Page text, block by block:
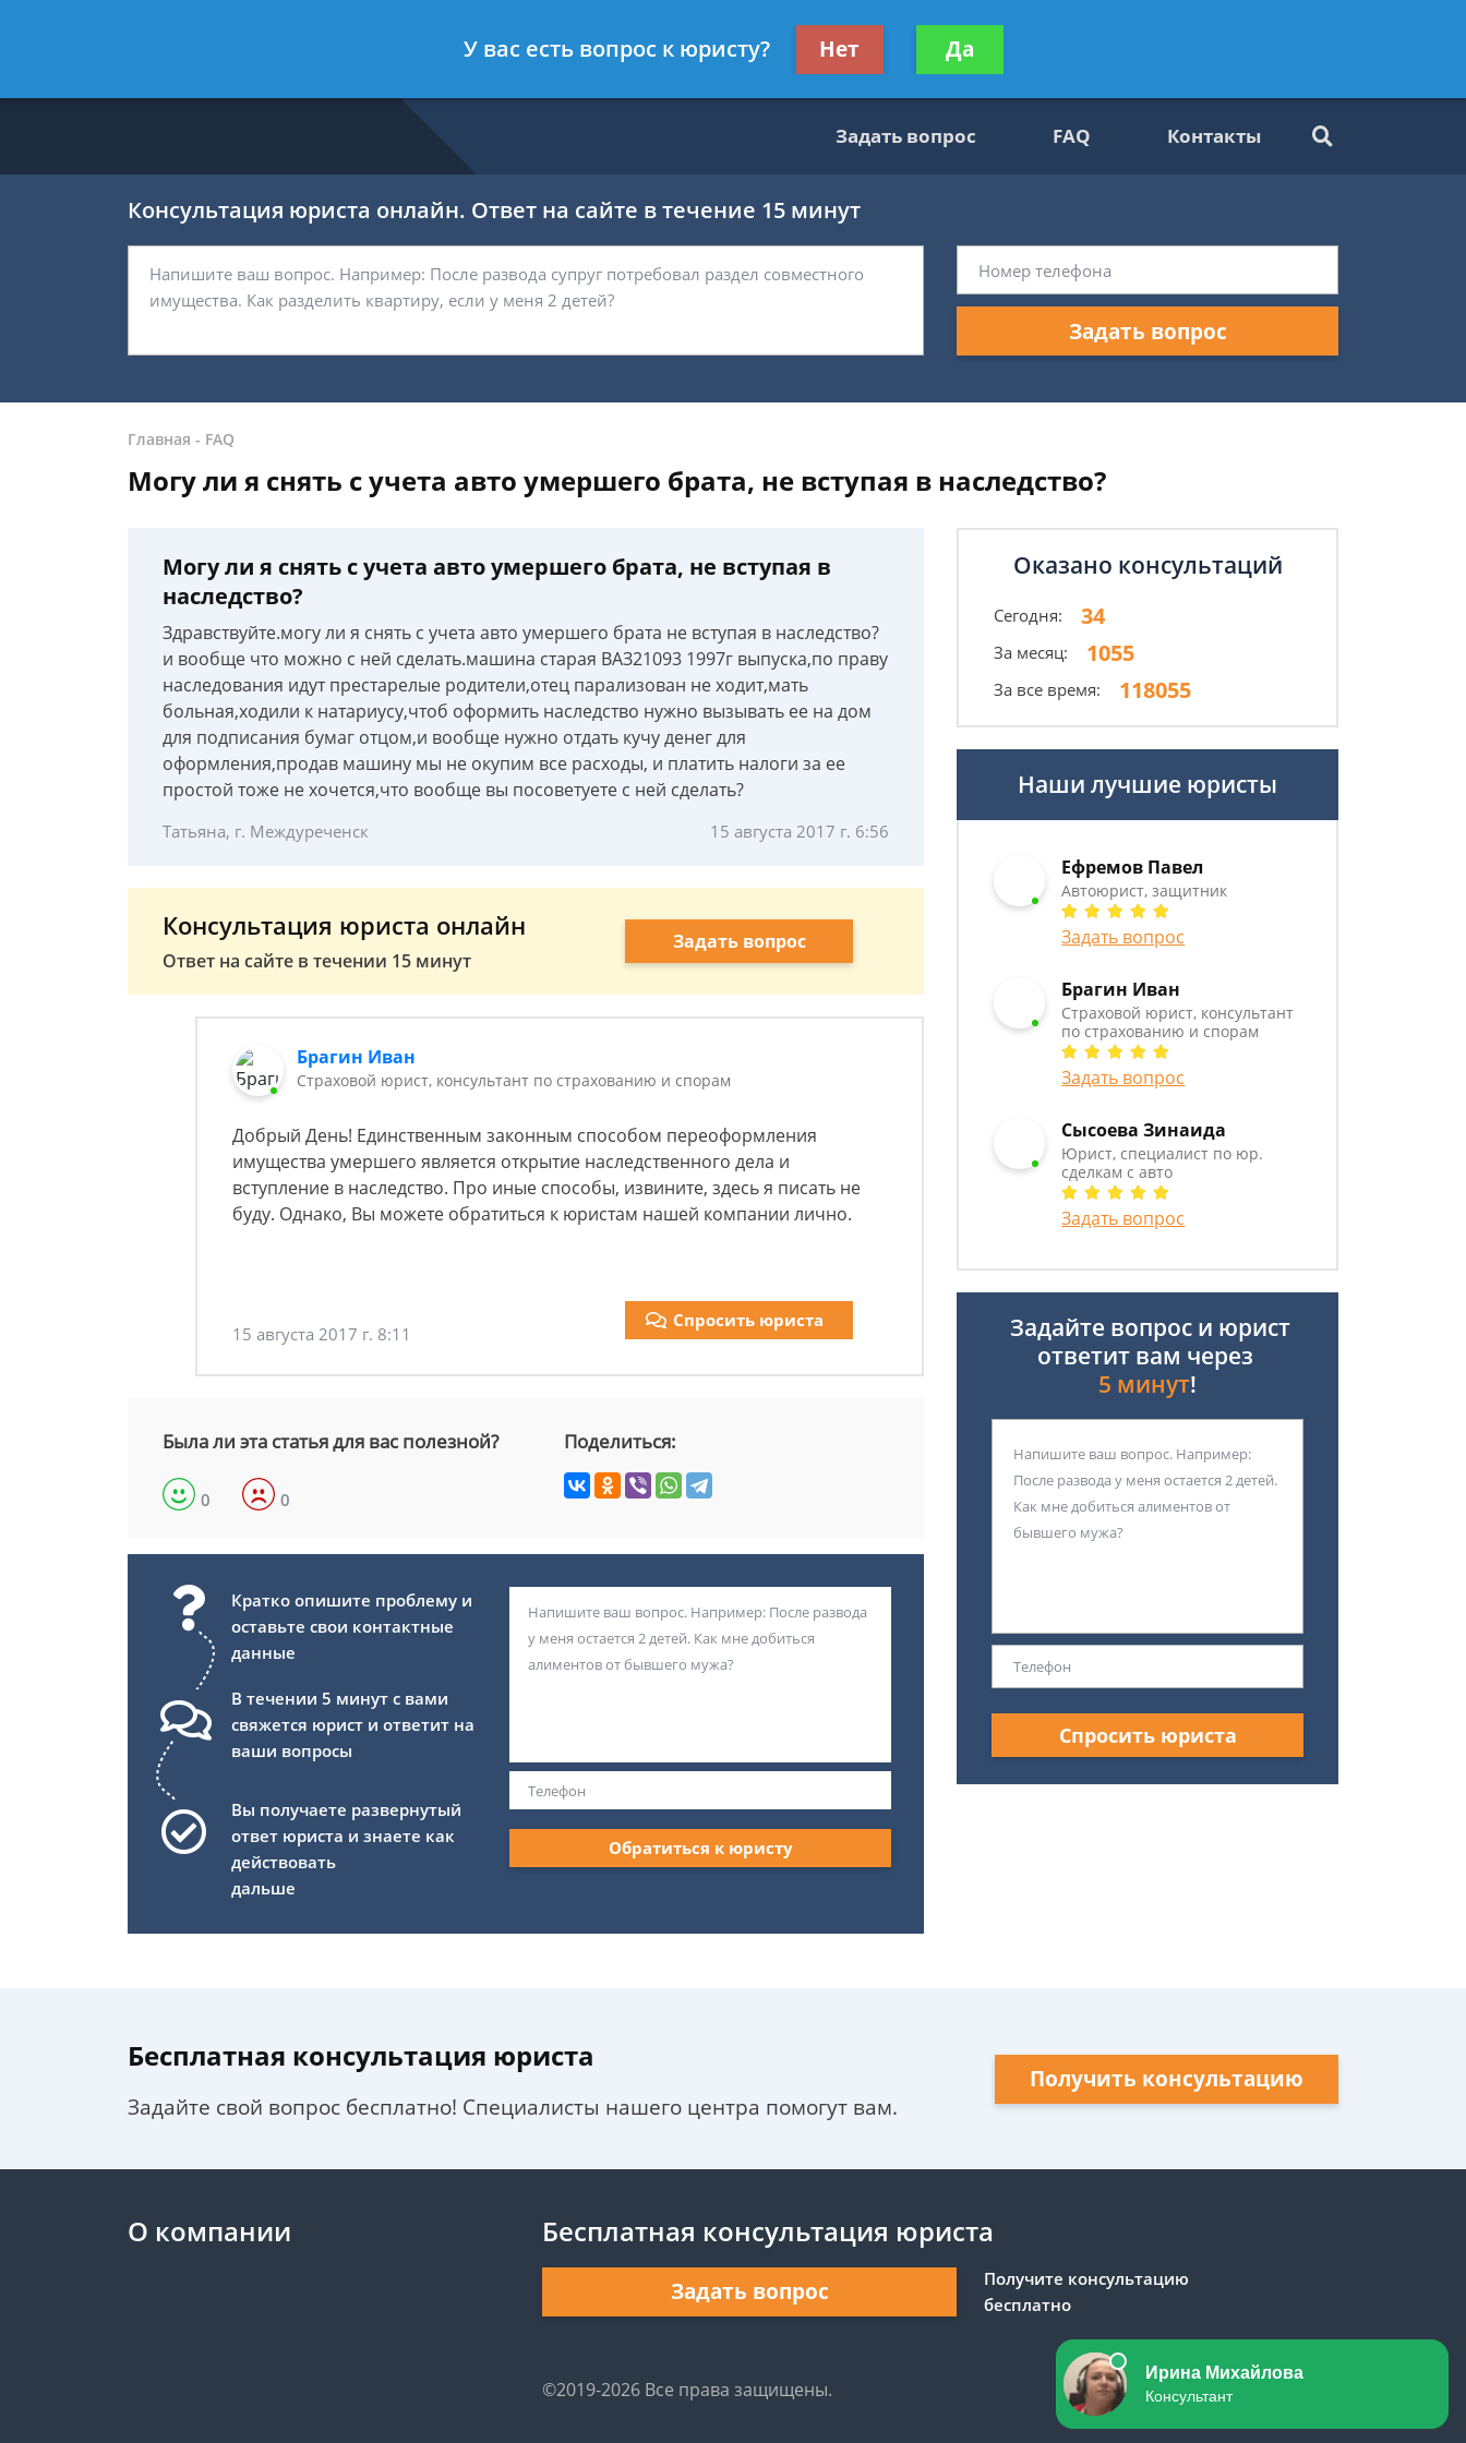
- Автоюрист, защитник
Получите консультацию
бесплатно
Задать вопрос FAQ Контакты
Консультация юриста онлайн. Ответ на сайте в течение 15 минут
Задать вопрос
Главная - FAQ
Могу ли я снять с учета авто умершего брата, не вступая в наследство?
Могу ли я снять с учета авто умершего брата, не вступая в
наследство?
Здравствуйте.могу ли я снять с учета авто умершего брата не вступая в наследство?
и вообще что можно с ней сделать.машина старая ВАЗ21093 1997г выпуска,по праву
наследования идут престарелые родители,отец парализован не ходит,мать
больная,ходили к натариусу,чтоб оформить наследство нужно вызывать ее на дом
для подписания бумаг отцом,и вообще нужно отдать кучу денег для
оформления,продав машину мы не окупим все расходы, и платить налоги за ее
простой тоже не хочется,что вообще вы посоветуете с ней сделать?
Татьяна, г. Междуреченск 15 августа 2017 г. 6:56
Консультация юриста онлайн
Ответ на сайте в течении 15 минут
Задать вопрос
Брагин Иван
Страховой юрист, консультант по страхованию и спорам
Добрый День! Единственным законным способом переоформления
имущества умершего является открытие наследственного дела и
вступление в наследство. Про иные способы, извините, здесь я писать не
буду. Однако, Вы можете обратиться к юристам нашей компании лично.
15 августа 2017 г. 8:11
Спросить юриста
Была ли эта статья для вас полезной?
0 0
Поделиться:
Кратко опишите проблему и
оставьте свои контактные
данные
В течении 5 минут с вами
свяжется юрист и ответит на
ваши вопросы
Вы получаете развернутый
ответ юриста и знаете как
действовать
дальше
Обратиться к юристу
Оказано консультаций
Сегодня: 34
За месяц: 1055
За все время: 118055
Наши лучшие юристы
Ефремов Павел
Автоюрист, защитник
Задать вопрос
Брагин Иван
Страховой юрист, консультант
по страхованию и спорам
Задать вопрос
Сысоева Зинаида
Юрист, специалист по юр.
сделкам с авто
Задать вопрос
Задайте вопрос и юрист
ответит вам через
5 минут!
Спросить юриста
Бесплатная консультация юриста
Задайте свой вопрос бесплатно! Специалисты нашего центра помогут вам.
Получить консультацию
О компании Бесплатная консультация юриста
Задать вопрос
Получите консультацию
бесплатно
©2019-2026 Все права защищены.
У вас есть вопрос к юристу? Нет Да